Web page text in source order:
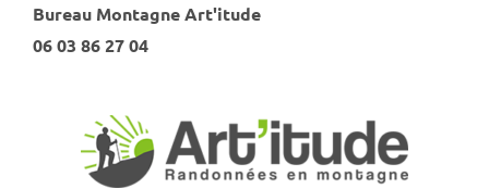
Bureau Montagne Art'itude
06 03 86 27 04